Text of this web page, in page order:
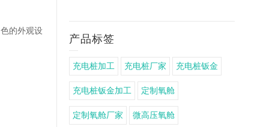
的外观设
产品标签
充电桩加工 充电桩厂家 充电桩钣金
充电桩钣金加工 定制氧舱
定制氧舱厂家 微高压氧舱